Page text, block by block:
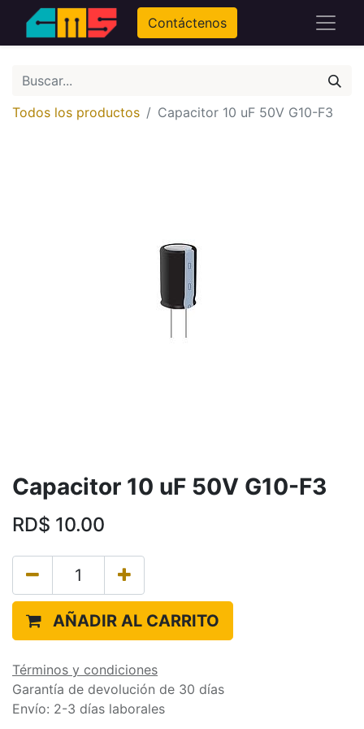
Contáctenos
Todos los productos Capacitor 10 uF 50V G10-F3
Capacitor 10 uF 50V G10-F3
RD$ 10.00
AÑADIR AL CARRITO
Términos y condiciones
Garantía de devolución de 30 días
Envío: 2-3 días laborales